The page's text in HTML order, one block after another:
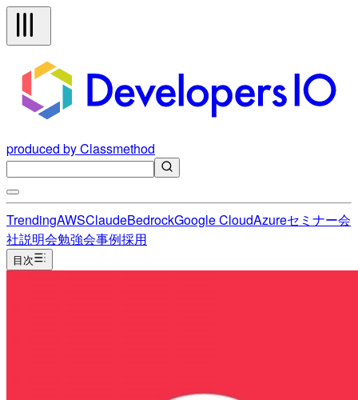
produced by Classmethod
TrendingAWSClaudeBedrockGoogle CloudAzureセミナー会
社説明会勉強会事例採用
目次